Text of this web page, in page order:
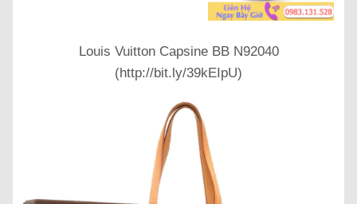
Louis Vuitton Capsine BB N92040
(http://bit.ly/39kEIpU)